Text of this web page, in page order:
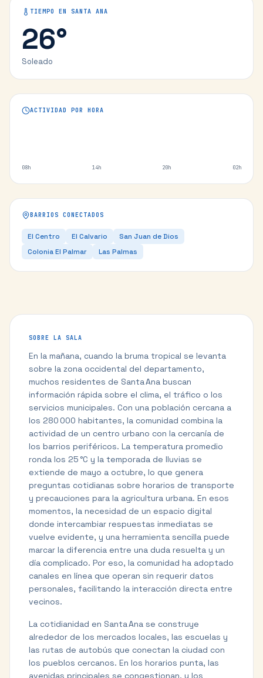
TIEMPO EN SANTA ANA
26°
Soleado
ACTIVIDAD POR HORA
08h 14h 20h 02h
BARRIOS CONECTADOS
El Centro El Calvario
San Juan de Dios
Colonia El Palmar
Las Palmas
SOBRE LA SALA
En la mañana, cuando la bruma tropical se levanta
sobre la zona occidental del departamento,
muchos residentes de Santa Ana buscan
información rápida sobre el clima, el tráfico o los
servicios municipales. Con una población cercana a
los 280 000 habitantes, la comunidad combina la
actividad de un centro urbano con la cercanía de
los barrios periféricos. La temperatura promedio
ronda los 25 °C y la temporada de lluvias se
extiende de mayo a octubre, lo que genera
preguntas cotidianas sobre horarios de transporte
y precauciones para la agricultura urbana. En esos
momentos, la necesidad de un espacio digital
donde intercambiar respuestas inmediatas se
vuelve evidente, y una herramienta sencilla puede
marcar la diferencia entre una duda resuelta y un
día complicado. Por eso, la comunidad ha adoptado
canales en línea que operan sin requerir datos
personales, facilitando la interacción directa entre
vecinos.
La cotidianidad en Santa Ana se construye
alrededor de los mercados locales, las escuelas y
las rutas de autobús que conectan la ciudad con
los pueblos cercanos. En los horarios punta, las
avenidas principales se congestionan, y los